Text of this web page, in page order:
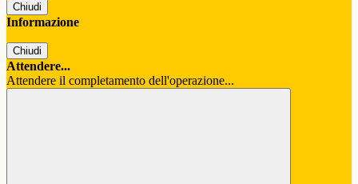
Chiudi
Informazione
Chiudi
Attendere...
Attendere il completamento dell'operazione...